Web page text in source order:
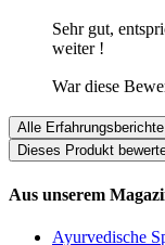
Sehr gut,
weiter !
War diese
Alle
Dieses Produkt
Aus unserem
Ayurvedische